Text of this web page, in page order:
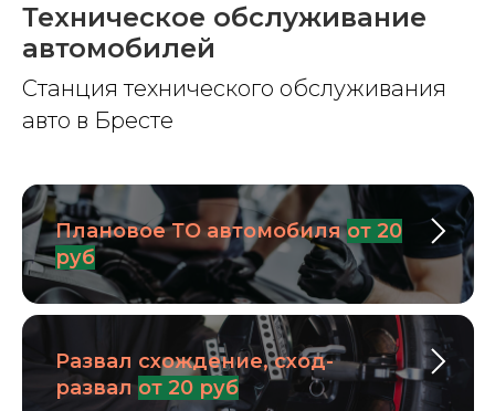
Техническое обслуживание
автомобилей
Станция технического обслуживания
авто в Бресте
Плановое ТО автомобиляот 20
руб
Развал схождение, сход-
развалот 20 руб